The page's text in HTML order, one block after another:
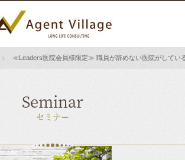
≪Leaders医院会員様限定≫ 職員が辞めない医院がしてい
Seminar
セミナー